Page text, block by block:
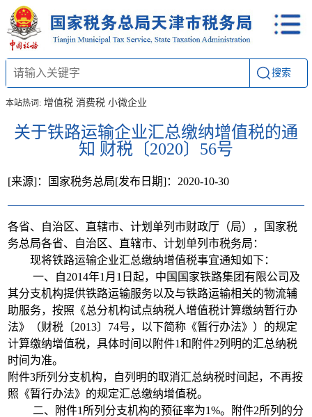
搜索
本站热词: 增值税 消费税 小微企业
关于铁路运输企业汇总缴纳增值税的通
知 财税〔2020〕56号
[发布日期]：2020-10-30
[来源]：国家税务总局
各省、自治区、直辖市、计划单列市财政厅（局），国家税
务总局各省、自治区、直辖市、计划单列市税务局：
现将铁路运输企业汇总缴纳增值税事宜通知如下：
一、自2014年1月1日起，中国国家铁路集团有限公司及
其分支机构提供铁路运输服务以及与铁路运输相关的物流辅
助服务，按照《总分机构试点纳税人增值税计算缴纳暂行办
法》（财税〔2013〕74号，以下简称《暂行办法》）的规定
计算缴纳增值税，具体时间以附件1和附件2列明的汇总纳税
时间为准。
附件3所列分支机构，自列明的取消汇总纳税时间起，不再按
照《暂行办法》的规定汇总缴纳增值税。
二、附件1所列分支机构的预征率为1%。附件2所列的分